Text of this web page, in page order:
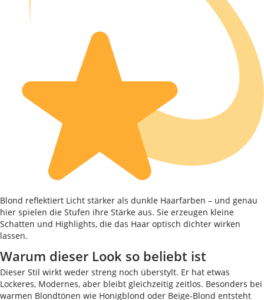
Blond reflektiert Licht stärker als dunkle Haarfarben – und genau
hier spielen die Stufen ihre Stärke aus. Sie erzeugen kleine
Schatten und Highlights, die das Haar optisch dichter wirken
lassen.
Warum dieser Look so beliebt ist
Dieser Stil wirkt weder streng noch überstylt. Er hat etwas
Lockeres, Modernes, aber bleibt gleichzeitig zeitlos. Besonders bei
warmen Blondtönen wie Honigblond oder Beige-Blond entsteht